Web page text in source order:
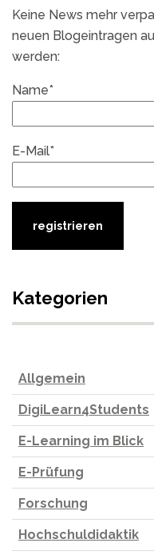
Keine News mehr
neuen Blogeintragen
werden:
Name*
E-Mail*
Kategorien
Allgemein
DigiLearn4Students
E-Learning im Blick
E-Prüfung
Forschung
Hochschuldidaktik